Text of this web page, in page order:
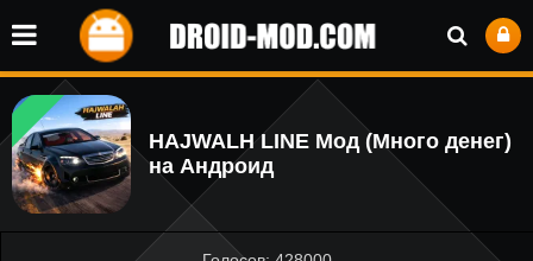
HAJWALH LINE Мод (Много денег)
на Андроид